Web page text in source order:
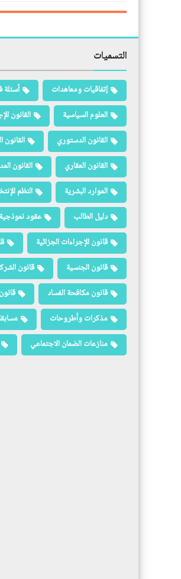
التسميات
إتفاقيات ومعاهدات أسئلة
العلوم السياسية
القانون
القانون الدستوري
القانون
القانون العقاري
القانون
الموارد البشرية
النظم
دليل الطالب
عقود نموذجية
قانون الإجراءات الجزائية
قانون الجنسية
قانون
قانون مكافحة الفساد
مذكرات وأطروحات
منازعات الضمان الاجتماعي